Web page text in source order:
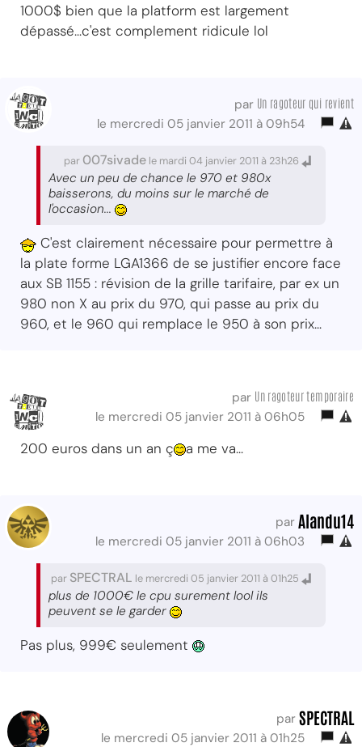
1000$ bien que la platform est largement
dépassé...c'est complement ridicule lol
par Un ragoteur qui revient
le mercredi 05 janvier 2011 à 09h54
par 007sivade le mardi 04 janvier 2011 à 23h26
Avec un peu de chance le 970 et 980x
baisserons, du moins sur le marché de
l'occasion...
C'est clairement nécessaire pour permettre à
la plate forme LGA1366 de se justifier encore face
aux SB 1155 : révision de la grille tarifaire, par ex un
980 non X au prix du 970, qui passe au prix du
960, et le 960 qui remplace le 950 à son prix...
par Un ragoteur temporaire
le mercredi 05 janvier 2011 à 06h05
200 euros dans un an ç a me va...
par Alandu14
le mercredi 05 janvier 2011 à 06h03
par SPECTRAL le mercredi 05 janvier 2011 à 01h25
plus de 1000€ le cpu surement lool ils
peuvent se le garder
Pas plus, 999€ seulement
par SPECTRAL
le mercredi 05 janvier 2011 à 01h25